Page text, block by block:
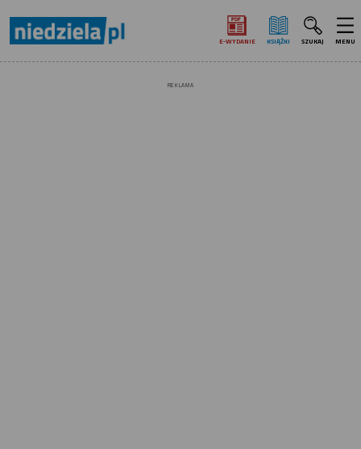
E‑WYDANIE KSIĄŻKI SZUKAJ MENU
REKLAMA